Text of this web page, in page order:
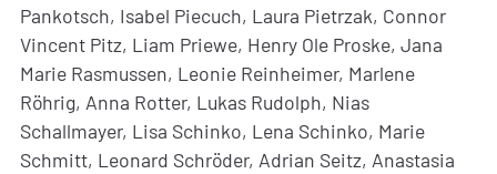
Pankotsch, Isabel Piecuch, Laura Pietrzak, Connor
Vincent Pitz, Liam Priewe, Henry Ole Proske, Jana
Marie Rasmussen, Leonie Reinheimer, Marlene
Röhrig, Anna Rotter, Lukas Rudolph, Nias
Schallmayer, Lisa Schinko, Lena Schinko, Marie
Schmitt, Leonard Schröder, Adrian Seitz, Anastasia